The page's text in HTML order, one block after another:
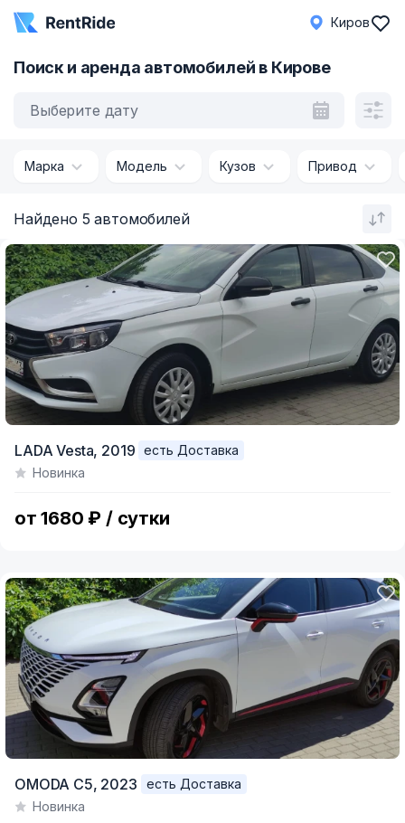
Киров
Поиск и аренда автомобилей в Кирове
Выберите дату
Марка Модель Кузов Привод
Найдено 5 автомобилей
LADA Vesta, 2019
есть Доставка
Новинка
от 1680 ₽ / сутки
OMODA C5, 2023
есть Доставка
Новинка